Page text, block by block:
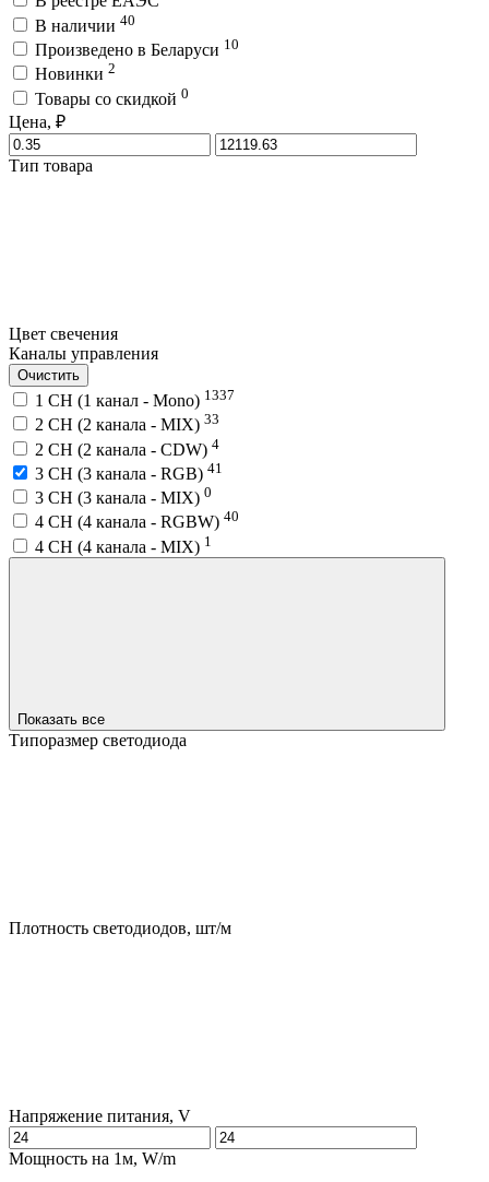
В наличии 40
Произведено в Беларуси 10
Новинки 2
Товары со скидкой 0
Цена, ₽
Тип товара
Цвет свечения
Каналы управления
Очистить
1 CH (1 канал - Mono) 1337
2 CH (2 канала - MIX) 33
2 CH (2 канала - CDW) 4
3 CH (3 канала - RGB) 41
3 CH (3 канала - MIX) 0
4 CH (4 канала - RGBW) 40
4 CH (4 канала - MIX) 1
Показать все
Типоразмер светодиода
Плотность светодиодов, шт/м
Напряжение питания, V
Мощность на 1м, W/m